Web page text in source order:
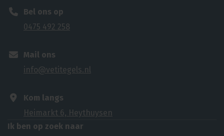
Bel ons op
0475 492 258
Mail ons
info@vetitegels.nl
Kom langs
Heimarkt 6, Heythuysen
Ik ben op zoek naar